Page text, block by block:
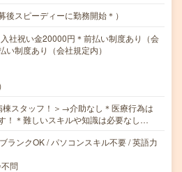
後スピーディーに勤務開始＊）
社祝い金20000円＊前払い制度あり（会
制度あり（会社規定内）
棟スタッフ！＞→介助なし＊医療行為は
！＊難しいスキルや知識は必要なし…
ランクOK / パソコンスキル不要 / 英語力
問